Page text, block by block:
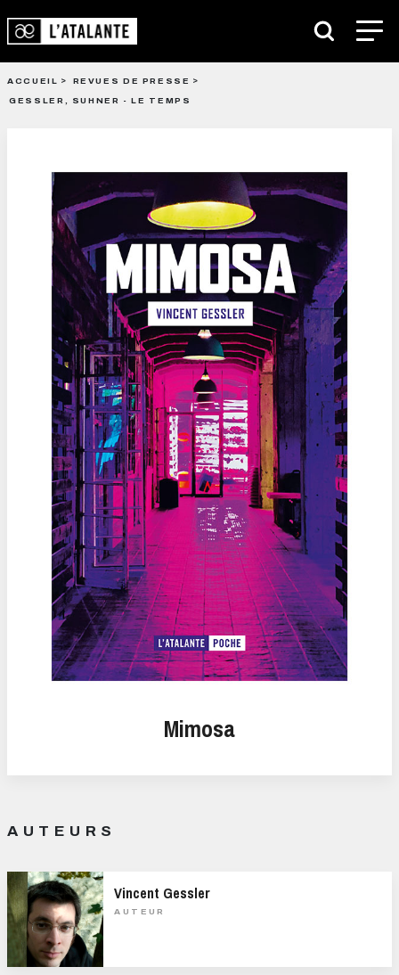
ACCUEIL
REVUES DE PRESSE
GESSLER, SUHNER - LE TEMPS
Mimosa
AUTEURS
Vincent Gessler
AUTEUR